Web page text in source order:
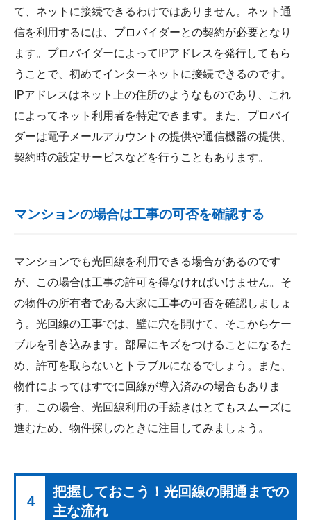
て、ネットに接続できるわけではありません。ネット通
信を利用するには、プロバイダーとの契約が必要となり
ます。プロバイダーによってIPアドレスを発行してもら
うことで、初めてインターネットに接続できるのです。
IPアドレスはネット上の住所のようなものであり、これ
によってネット利用者を特定できます。また、プロバイ
ダーは電子メールアカウントの提供や通信機器の提供、
契約時の設定サービスなどを行うこともあります。
マンションの場合は工事の可否を確認する
マンションでも光回線を利用できる場合があるのです
が、この場合は工事の許可を得なければいけません。そ
の物件の所有者である大家に工事の可否を確認しましょ
う。光回線の工事では、壁に穴を開けて、そこからケー
ブルを引き込みます。部屋にキズをつけることになるた
め、許可を取らないとトラブルになるでしょう。また、
物件によってはすでに回線が導入済みの場合もありま
す。この場合、光回線利用の手続きはとてもスムーズに
進むため、物件探しのときに注目してみましょう。
4
把握しておこう！光回線の開通までの
主な流れ